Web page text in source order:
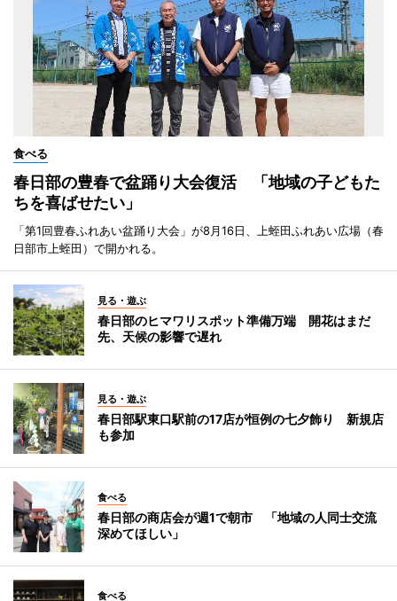
食べる
春日部の豊春で盆踊り大会復活 「地域の子どもた
ちを喜ばせたい」
「第1回豊春ふれあい盆踊り大会」が8月16日、上蛭田ふれあい広場（春
日部市上蛭田）で開かれる。
見る・遊ぶ
春日部のヒマワリスポット準備万端 開花はまだ
先、天候の影響で遅れ
見る・遊ぶ
春日部駅東口駅前の17店が恒例の七夕飾り 新規店
も参加
食べる
春日部の商店会が週1で朝市 「地域の人同士交流
深めてほしい」
食べる